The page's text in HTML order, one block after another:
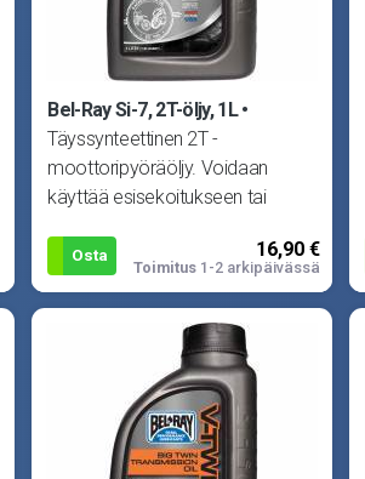
Bel-Ray Si-7, 2T-öljy, 1L
Täyssynteettinen 2T -
moottoripyöräöljy. Voidaan
käyttää esisekoitukseen tai
mahdo
Osta 16,90 €
Toimitus1-2 arkipäivässä